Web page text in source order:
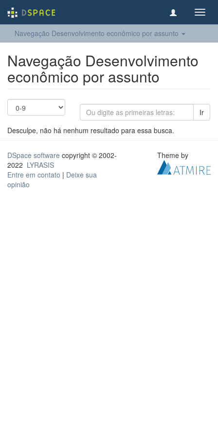
Navegação Desenvolvimento econômico por assunto
Navegação Desenvolvimento
econômico por assunto
Ir
Desculpe, não há nenhum resultado para essa busca.
DSpace software copyright © 2002-
2022 LYRASIS
Entre em contato | Deixe sua
opinião
Theme by